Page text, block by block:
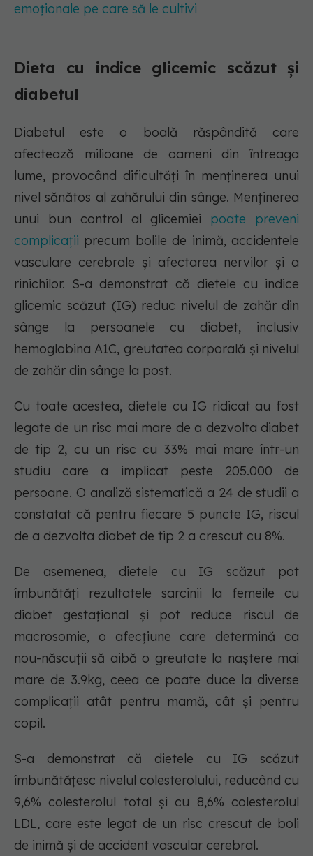
emoționale pe care să le cultivi
Dieta cu indice glicemic scăzut și
diabetul
Diabetul este o boală răspândită care
afectează milioane de oameni din întreaga
lume, provocând dificultăți în menținerea unui
nivel sănătos al zahărului din sânge. Menținerea
unui bun control al glicemiei poate preveni
complicații precum bolile de inimă, accidentele
vasculare cerebrale și afectarea nervilor și a
rinichilor. S-a demonstrat că dietele cu indice
glicemic scăzut (IG) reduc nivelul de zahăr din
sânge la persoanele cu diabet, inclusiv
hemoglobina A1C, greutatea corporală și nivelul
de zahăr din sânge la post.
Cu toate acestea, dietele cu IG ridicat au fost
legate de un risc mai mare de a dezvolta diabet
de tip 2, cu un risc cu 33% mai mare într-un
studiu care a implicat peste 205.000 de
persoane. O analiză sistematică a 24 de studii a
constatat că pentru fiecare 5 puncte IG, riscul
de a dezvolta diabet de tip 2 a crescut cu 8%.
De asemenea, dietele cu IG scăzut pot
îmbunătăți rezultatele sarcinii la femeile cu
diabet gestațional și pot reduce riscul de
macrosomie, o afecțiune care determină ca
nou-născuții să aibă o greutate la naștere mai
mare de 3.9kg, ceea ce poate duce la diverse
complicații atât pentru mamă, cât și pentru
copil.
S-a demonstrat că dietele cu IG scăzut
îmbunătățesc nivelul colesterolului, reducând cu
9,6% colesterolul total și cu 8,6% colesterolul
LDL, care este legat de un risc crescut de boli
de inimă și de accident vascular cerebral.